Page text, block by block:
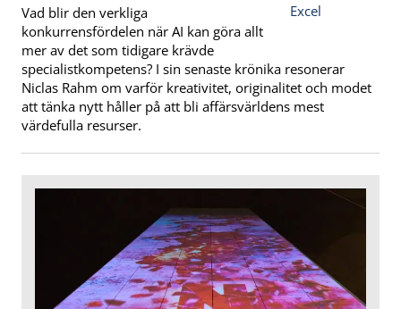
Vad blir den verkliga
konkurrensfördelen när AI kan göra allt
mer av det som tidigare krävde
specialistkompetens? I sin senaste krönika resonerar
Niclas Rahm om varför kreativitet, originalitet och modet
att tänka nytt håller på att bli affärsvärldens mest
värdefulla resurser.